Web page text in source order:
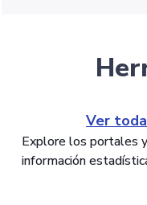
Ver
Explore los portales
información